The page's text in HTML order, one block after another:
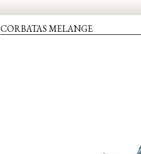
CORBATAS MELANGE